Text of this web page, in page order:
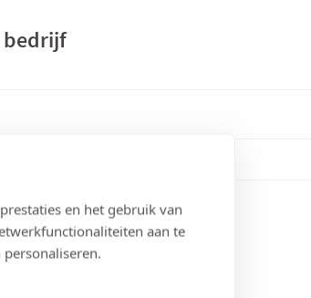
en het gebruik van
aan te
bedrijf